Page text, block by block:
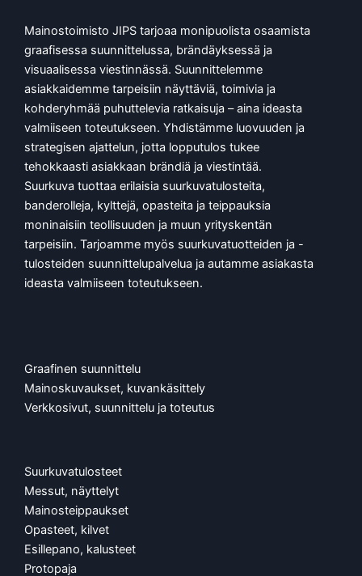
Mainostoimisto JIPS tarjoaa monipuolista osaamista
graafisessa suunnittelussa, brändäyksessä ja
visuaalisessa viestinnässä. Suunnittelemme
asiakkaidemme tarpeisiin näyttäviä, toimivia ja
kohderyhmää puhuttelevia ratkaisuja – aina ideasta
valmiiseen toteutukseen. Yhdistämme luovuuden ja
strategisen ajattelun, jotta lopputulos tukee
tehokkaasti asiakkaan brändiä ja viestintää.
Suurkuva tuottaa erilaisia suurkuvatulosteita,
banderolleja, kylttejä, opasteita ja teippauksia
moninaisiin teollisuuden ja muun yrityskentän
tarpeisiin. Tarjoamme myös suurkuvatuotteiden ja -
tulosteiden suunnittelupalvelua ja autamme asiakasta
ideasta valmiiseen toteutukseen.
Graafinen suunnittelu
Mainoskuvaukset, kuvankäsittely
Verkkosivut, suunnittelu ja toteutus
Suurkuvatulosteet
Messut, näyttelyt
Mainosteippaukset
Opasteet, kilvet
Esillepano, kalusteet
Protopaja